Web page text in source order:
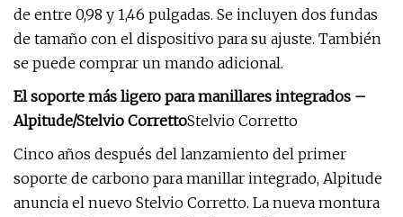
de entre 0,98 y 1,46 pulgadas. Se incluyen dos fundas
de tamaño con el dispositivo para su ajuste. También
se puede comprar un mando adicional.
El soporte más ligero para manillares integrados –
Alpitude/Stelvio CorrettoStelvio Corretto
Cinco años después del lanzamiento del primer
soporte de carbono para manillar integrado, Alpitude
anuncia el nuevo Stelvio Corretto. La nueva montura